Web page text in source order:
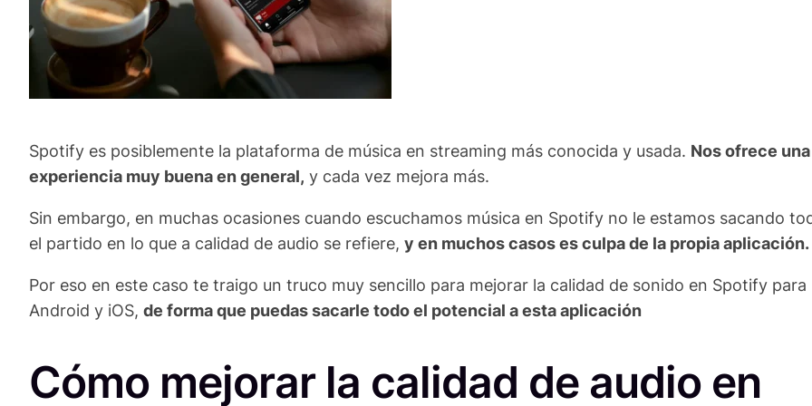
Spotify es posiblemente la plataforma de música en streaming más conocida y usada. Nos ofrece una
experiencia muy buena en general, y cada vez mejora más.
Sin embargo, en muchas ocasiones cuando escuchamos música en Spotify no le estamos sacando
el partido en lo que a calidad de audio se refiere, y en muchos casos es culpa de la propia aplicación.
Por eso en este caso te traigo un truco muy sencillo para mejorar la calidad de sonido en Spotify para
Android y iOS, de forma que puedas sacarle todo el potencial a esta aplicación
Cómo mejorar la calidad de audio en